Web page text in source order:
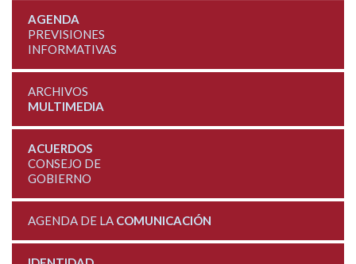
AGENDA
PREVISIONES
INFORMATIVAS
ARCHIVOS
MULTIMEDIA
ACUERDOS
CONSEJO DE
GOBIERNO
AGENDA DE LA COMUNICACIÓN